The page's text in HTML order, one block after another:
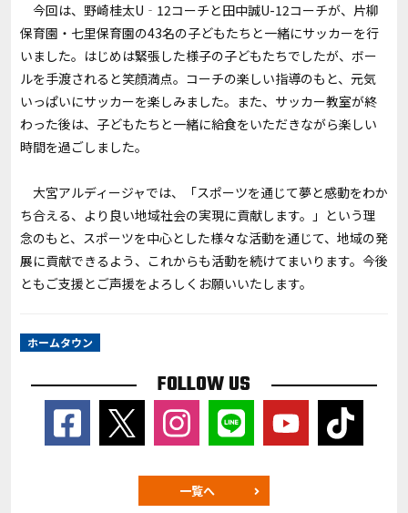
今回は、野崎桂太U‐12コーチと田中誠U-12コーチが、片柳
保育園・七里保育園の43名の子どもたちと一緒にサッカーを行
いました。はじめは緊張した様子の子どもたちでしたが、ボー
ルを手渡されると笑顔満点。コーチの楽しい指導のもと、元気
いっぱいにサッカーを楽しみました。また、サッカー教室が終
わった後は、子どもたちと一緒に給食をいただきながら楽しい
時間を過ごしました。
大宮アルディージャでは、「スポーツを通じて夢と感動をわか
ち合える、より良い地域社会の実現に貢献します。」という理
念のもと、スポーツを中心とした様々な活動を通じて、地域の発
展に貢献できるよう、これからも活動を続けてまいります。今後
ともご支援とご声援をよろしくお願いいたします。
ホームタウン
FOLLOW US
一覧へ